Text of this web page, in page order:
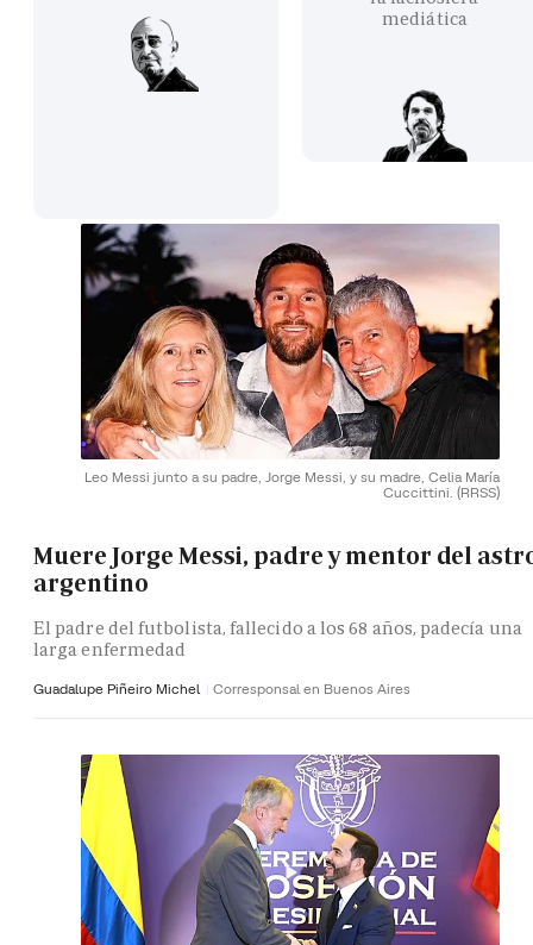
mediática
Leo Messi junto a su padre, Jorge Messi, y su madre, Celia María
Cuccittini. (RRSS)
Muere Jorge Messi, padre y mentor del
argentino
El padre del futbolista, fallecido a los 68 años, padecía una
larga enfermedad
Guadalupe Piñeiro Michel Corresponsal en Buenos Aires